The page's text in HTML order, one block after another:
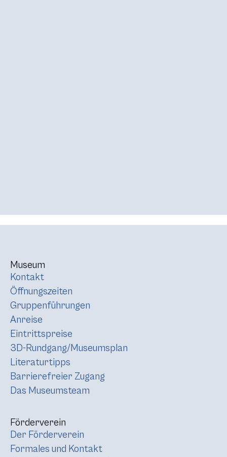
Museum
Kontakt
Öffnungszeiten
Gruppenführungen
Anreise
Eintrittspreise
3D-Rundgang/Museumsplan
Literaturtipps
Barrierefreier Zugang
Das Museumsteam
Förderverein
Der Förderverein
Formales und Kontakt